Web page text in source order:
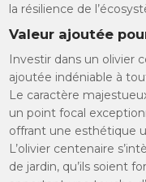
la résilience de
Valeur ajoutée
Investir dans un olivier
ajoutée indéniable à
Le caractère
un point focal
offrant une esthétique
L’olivier centenaire
de jardin, qu’ils soient